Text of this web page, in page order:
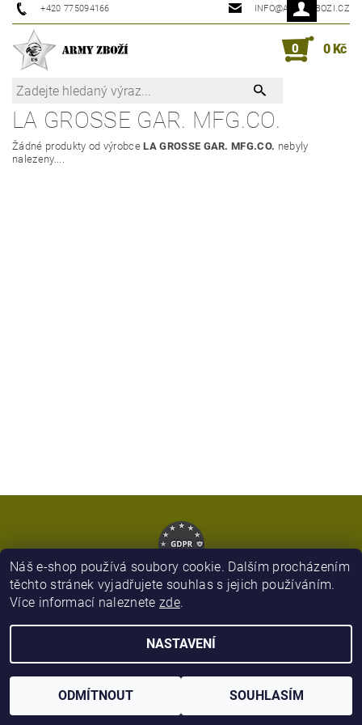
+420 775094166 INFO@ARMYZBOZI.CZ
0 0 Kč
LA GROSSE GAR. MFG.CO.
Žádné produkty od výrobceLA GROSSE GAR. MFG.CO. nebyly
nalezeny....
Vytvořil Shoptet
Náš e-shop používá soubory cookie. Dalším procházením
těchto stránek vyjadřujete souhlas s jejich používáním.
Více informací naleznetezde.
NASTAVENÍ
ODMÍTNOUT SOUHLASÍM